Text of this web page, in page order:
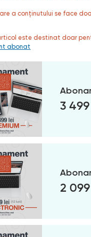
a conținutului se face
este destinat doar
abonat
3 499
2 099